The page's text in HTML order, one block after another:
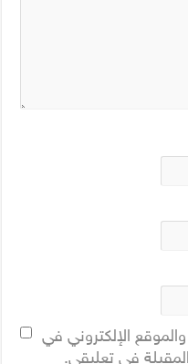
الإلكتروني في
في تعليقي.